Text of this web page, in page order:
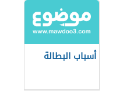
أسباب البطالة